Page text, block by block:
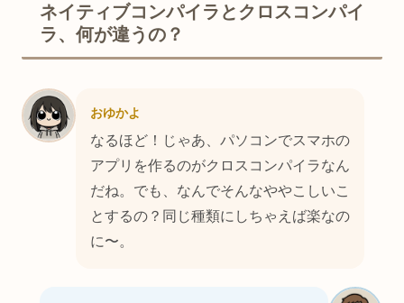
ネイティブコンパイラとクロスコンパイ
ラ、何が違うの？
おゆかよ
なるほど！じゃあ、パソコンでスマホの
アプリを作るのがクロスコンパイラなん
だね。でも、なんでそんなややこしいこ
とするの？同じ種類にしちゃえば楽なの
に〜。